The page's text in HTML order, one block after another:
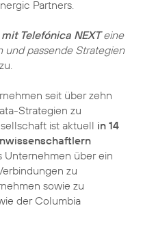
Partners.
Telefónica NEXTeine
und passende Strategien
seit über zehn
Strategien zu
ist aktuell in 14
Unternehmen über ein
zu
sowie zu
der Columbia